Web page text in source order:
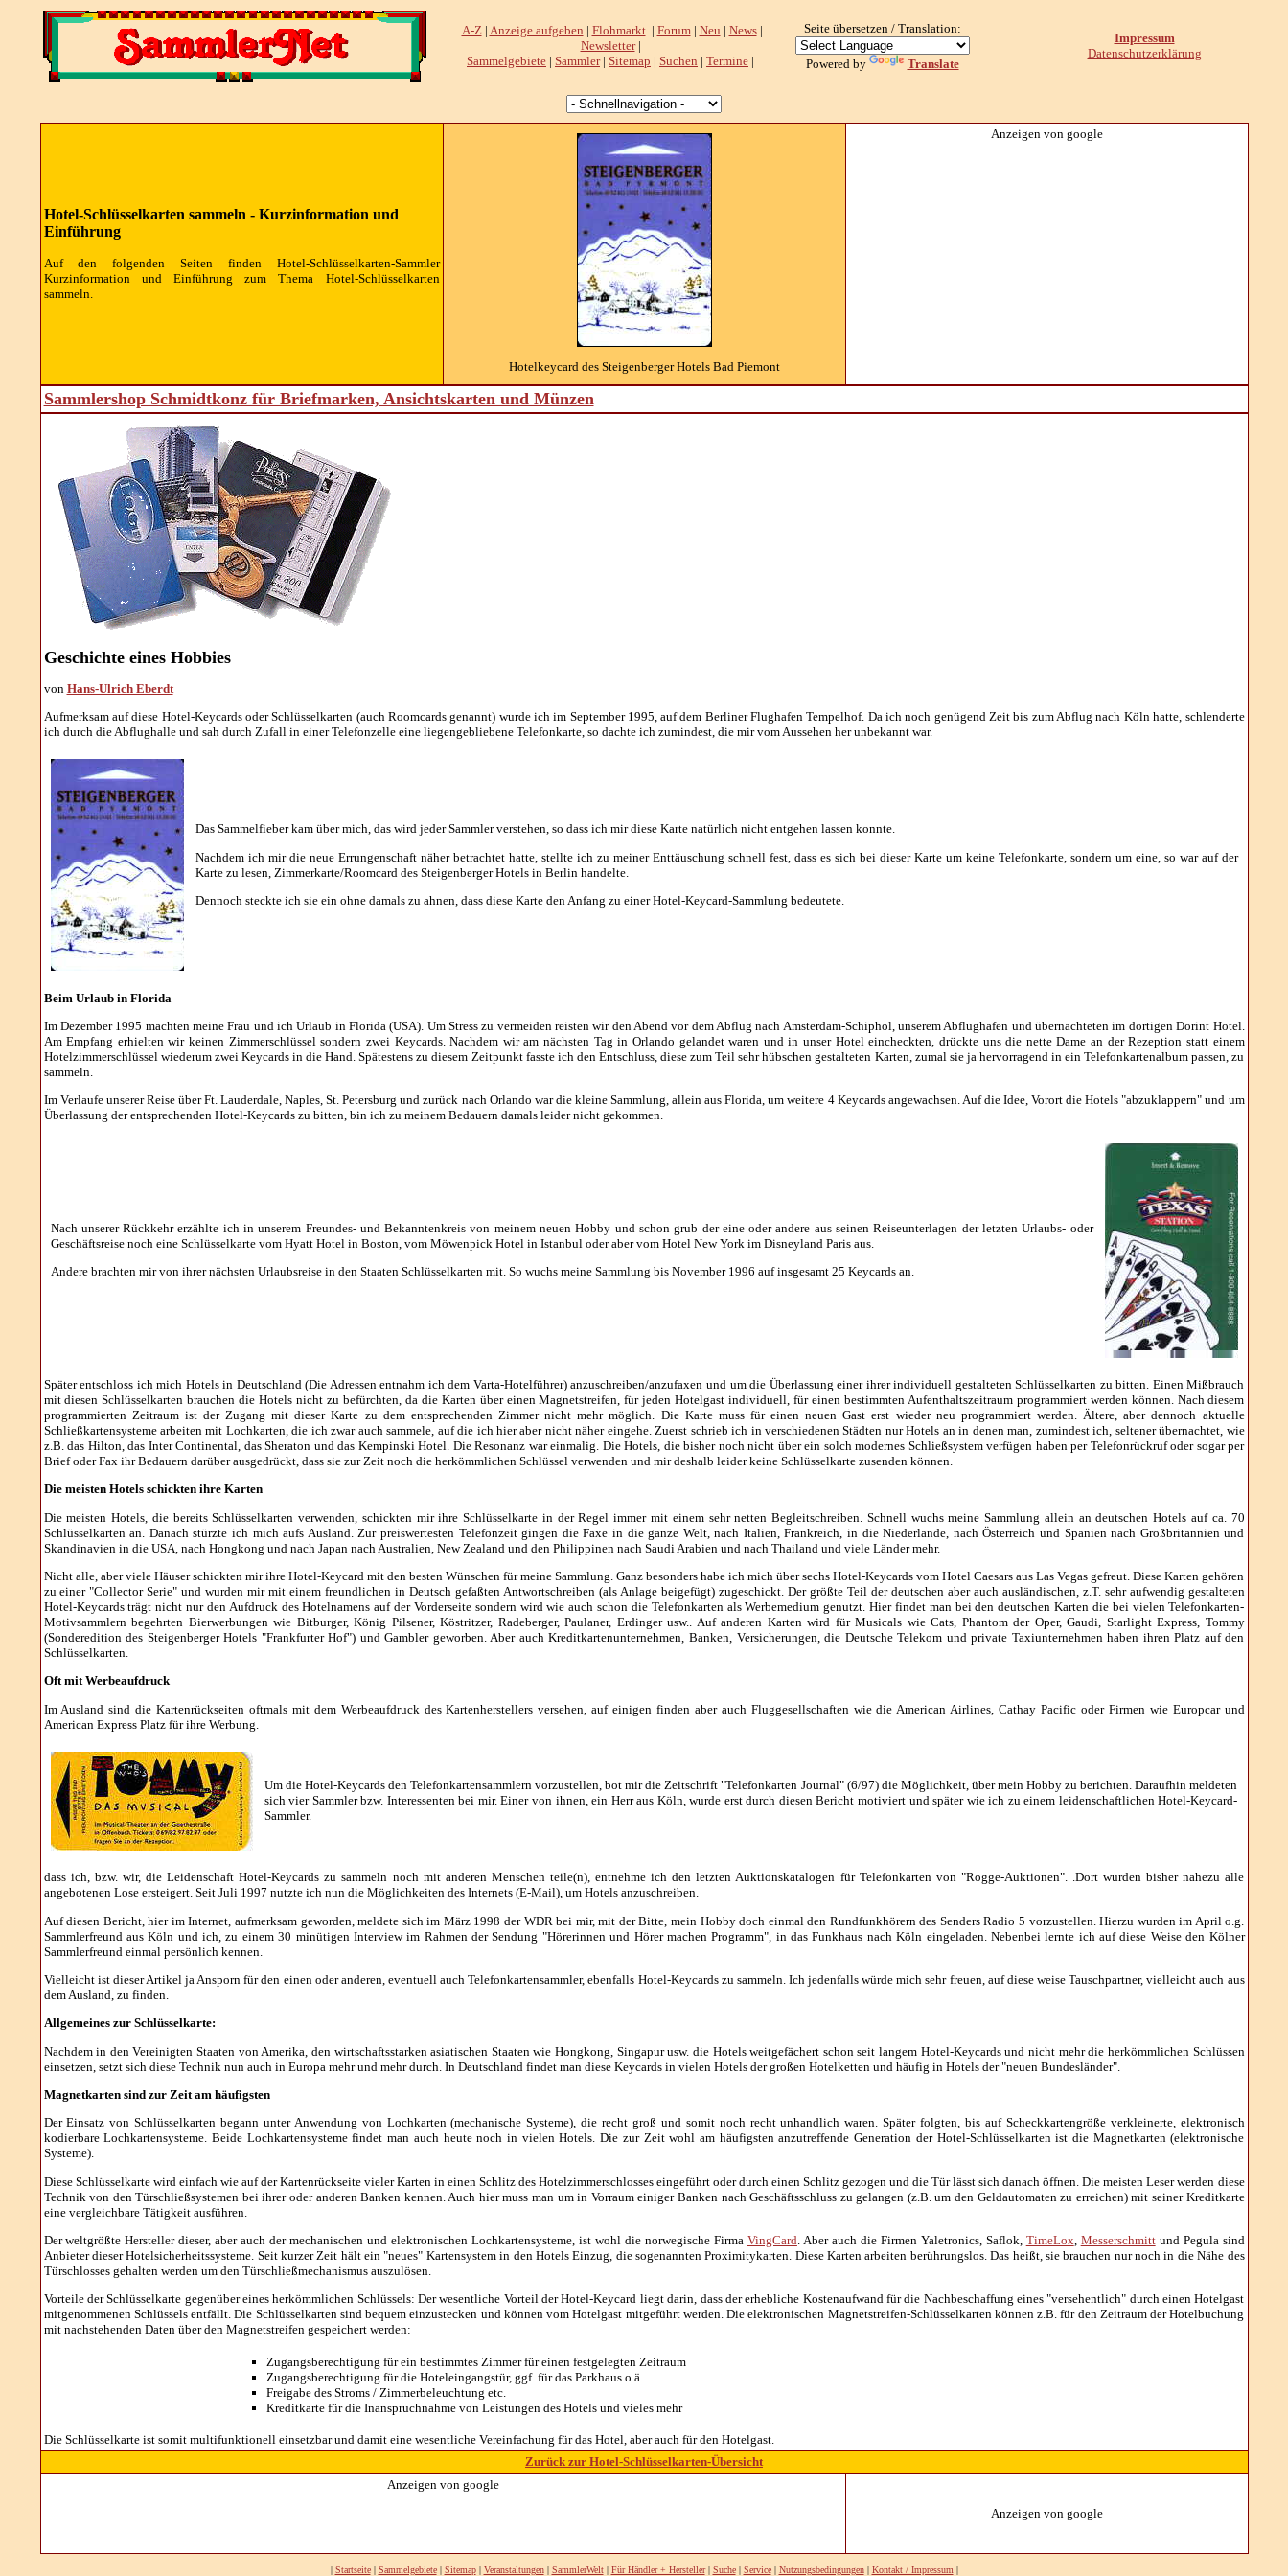
A-Z| Anzeige aufgeben | Flohmarkt| Forum| Neu | News|
Newsletter|
Sammelgebiete | Sammler| Sitemap | Suchen | Termine |
Seite übersetzen / Translation:
Powered by Translate
Impressum
Datenschutzerklärung
Hotel-Schlüsselkarten sammeln - Kurzinformation und
Einführung
Auf den folgenden Seiten finden Hotel-Schlüsselkarten-Sammler
Kurzinformation und Einführung zum Thema Hotel-Schlüsselkarten
sammeln.
Hotelkeycard des Steigenberger Hotels Bad Piemont
Anzeigen von google
Sammlershop Schmidtkonz für Briefmarken, Ansichtskarten und Münzen
Geschichte eines Hobbies
von Hans-Ulrich Eberdt
Aufmerksam auf diese Hotel-Keycards oder Schlüsselkarten (auch Roomcards genannt) wurde ich im September 1995, auf dem Berliner Flughafen Tempelhof. Da ich noch genügend Zeit bis zum Abflug nach Köln hatte, schlenderte
ich durch die Abflughalle und sah durch Zufall in einer Telefonzelle eine liegengebliebene Telefonkarte, so dachte ich zumindest, die mir vom Aussehen her unbekannt war.
Das Sammelfieber kam über mich, das wird jeder Sammler verstehen, so dass ich mir diese Karte natürlich nicht entgehen lassen konnte.
Nachdem ich mir die neue Errungenschaft näher betrachtet hatte, stellte ich zu meiner Enttäuschung schnell fest, dass es sich bei dieser Karte um keine Telefonkarte, sondern um eine, so war auf der
Karte zu lesen, Zimmerkarte/Roomcard des Steigenberger Hotels in Berlin handelte.
Dennoch steckte ich sie ein ohne damals zu ahnen, dass diese Karte den Anfang zu einer Hotel-Keycard-Sammlung bedeutete.
Beim Urlaub in Florida
Im Dezember 1995 machten meine Frau und ich Urlaub in Florida (USA). Um Stress zu vermeiden reisten wir den Abend vor dem Abflug nach Amsterdam-Schiphol, unserem Abflughafen und übernachteten im dortigen Dorint Hotel.
Am Empfang erhielten wir keinen Zimmerschlüssel sondern zwei Keycards. Nachdem wir am nächsten Tag in Orlando gelandet waren und in unser Hotel eincheckten, drückte uns die nette Dame an der Rezeption statt einem
Hotelzimmerschlüssel wiederum zwei Keycards in die Hand. Spätestens zu diesem Zeitpunkt fasste ich den Entschluss, diese zum Teil sehr hübschen gestalteten Karten, zumal sie ja hervorragend in ein Telefonkartenalbum passen, zu
sammeln.
Im Verlaufe unserer Reise über Ft. Lauderdale, Naples, St. Petersburg und zurück nach Orlando war die kleine Sammlung, allein aus Florida, um weitere 4 Keycards angewachsen. Auf die Idee, Vorort die Hotels "abzuklappern" und um
Überlassung der entsprechenden Hotel-Keycards zu bitten, bin ich zu meinem Bedauern damals leider nicht gekommen.
Nach unserer Rückkehr erzählte ich in unserem Freundes- und Bekanntenkreis von meinem neuen Hobby und schon grub der eine oder andere aus seinen Reiseunterlagen der letzten Urlaubs- oder
Geschäftsreise noch eine Schlüsselkarte vom Hyatt Hotel in Boston, vom Möwenpick Hotel in Istanbul oder aber vom Hotel New York im Disneyland Paris aus.
Andere brachten mir von ihrer nächsten Urlaubsreise in den Staaten Schlüsselkarten mit. So wuchs meine Sammlung bis November 1996 auf insgesamt 25 Keycards an.
Später entschloss ich mich Hotels in Deutschland (Die Adressen entnahm ich dem Varta-Hotelführer) anzuschreiben/anzufaxen und um die Überlassung einer ihrer individuell gestalteten Schlüsselkarten zu bitten. Einen Mißbrauch
mit diesen Schlüsselkarten brauchen die Hotels nicht zu befürchten, da die Karten über einen Magnetstreifen, für jeden Hotelgast individuell, für einen bestimmten Aufenthaltszeitraum programmiert werden können. Nach diesem
programmierten Zeitraum ist der Zugang mit dieser Karte zu dem entsprechenden Zimmer nicht mehr möglich. Die Karte muss für einen neuen Gast erst wieder neu programmiert werden. Ältere, aber dennoch aktuelle
Schließkartensysteme arbeiten mit Lochkarten, die ich zwar auch sammele, auf die ich hier aber nicht näher eingehe. Zuerst schrieb ich in verschiedenen Städten nur Hotels an in denen man, zumindest ich, seltener übernachtet, wie
z.B. das Hilton, das Inter Continental, das Sheraton und das Kempinski Hotel. Die Resonanz war einmalig. Die Hotels, die bisher noch nicht über ein solch modernes Schließsystem verfügen haben per Telefonrückruf oder sogar per
Brief oder Fax ihr Bedauern darüber ausgedrückt, dass sie zur Zeit noch die herkömmlichen Schlüssel verwenden und mir deshalb leider keine Schlüsselkarte zusenden können.
Die meisten Hotels schickten ihre Karten
Die meisten Hotels, die bereits Schlüsselkarten verwenden, schickten mir ihre Schlüsselkarte in der Regel immer mit einem sehr netten Begleitschreiben. Schnell wuchs meine Sammlung allein an deutschen Hotels auf ca. 70
Schlüsselkarten an. Danach stürzte ich mich aufs Ausland. Zur preiswertesten Telefonzeit gingen die Faxe in die ganze Welt, nach Italien, Frankreich, in die Niederlande, nach Österreich und Spanien nach Großbritannien und
Skandinavien in die USA, nach Hongkong und nach Japan nach Australien, New Zealand und den Philippinen nach Saudi Arabien und nach Thailand und viele Länder mehr.
Nicht alle, aber viele Häuser schickten mir ihre Hotel-Keycard mit den besten Wünschen für meine Sammlung. Ganz besonders habe ich mich über sechs Hotel-Keycards vom Hotel Caesars aus Las Vegas gefreut. Diese Karten gehören
zu einer "Collector Serie" und wurden mir mit einem freundlichen in Deutsch gefaßten Antwortschreiben (als Anlage beigefügt) zugeschickt. Der größte Teil der deutschen aber auch ausländischen, z.T. sehr aufwendig gestalteten
Hotel-Keycards trägt nicht nur den Aufdruck des Hotelnamens auf der Vorderseite sondern wird wie auch schon die Telefonkarten als Werbemedium genutzt. Hier findet man bei den deutschen Karten die bei vielen Telefonkarten-
Motivsammlern begehrten Bierwerbungen wie Bitburger, König Pilsener, Köstritzer, Radeberger, Paulaner, Erdinger usw.. Auf anderen Karten wird für Musicals wie Cats, Phantom der Oper, Gaudi, Starlight Express, Tommy
(Sonderedition des Steigenberger Hotels "Frankfurter Hof") und Gambler geworben. Aber auch Kreditkartenunternehmen, Banken, Versicherungen, die Deutsche Telekom und private Taxiunternehmen haben ihren Platz auf den
Schlüsselkarten.
Oft mit Werbeaufdruck
Im Ausland sind die Kartenrückseiten oftmals mit dem Werbeaufdruck des Kartenherstellers versehen, auf einigen finden aber auch Fluggesellschaften wie die American Airlines, Cathay Pacific oder Firmen wie Europcar und
American Express Platz für ihre Werbung.
Um die Hotel-Keycards den Telefonkartensammlern vorzustellen, bot mir die Zeitschrift "Telefonkarten Journal" (6/97) die Möglichkeit, über mein Hobby zu berichten. Daraufhin meldeten
sich vier Sammler bzw. Interessenten bei mir. Einer von ihnen, ein Herr aus Köln, wurde erst durch diesen Bericht motiviert und später wie ich zu einem leidenschaftlichen Hotel-Keycard-
Sammler.
dass ich, bzw. wir, die Leidenschaft Hotel-Keycards zu sammeln noch mit anderen Menschen teile(n), entnehme ich den letzten Auktionskatalogen für Telefonkarten von "Rogge-Auktionen". .Dort wurden bisher nahezu alle
angebotenen Lose ersteigert. Seit Juli 1997 nutzte ich nun die Möglichkeiten des Internets (E-Mail), um Hotels anzuschreiben.
Auf diesen Bericht, hier im Internet, aufmerksam geworden, meldete sich im März 1998 der WDR bei mir, mit der Bitte, mein Hobby doch einmal den Rundfunkhörern des Senders Radio 5 vorzustellen. Hierzu wurden im April o.g.
Sammlerfreund aus Köln und ich, zu einem 30 minütigen Interview im Rahmen der Sendung "Hörerinnen und Hörer machen Programm", in das Funkhaus nach Köln eingeladen. Nebenbei lernte ich auf diese Weise den Kölner
Sammlerfreund einmal persönlich kennen.
Vielleicht ist dieser Artikel ja Ansporn für den einen oder anderen, eventuell auch Telefonkartensammler, ebenfalls Hotel-Keycards zu sammeln. Ich jedenfalls würde mich sehr freuen, auf diese weise Tauschpartner, vielleicht auch aus
dem Ausland, zu finden.
Allgemeines zur Schlüsselkarte:
Nachdem in den Vereinigten Staaten von Amerika, den wirtschaftsstarken asiatischen Staaten wie Hongkong, Singapur usw. die Hotels weitgefächert schon seit langem Hotel-Keycards und nicht mehr die herkömmlichen Schlüssen
einsetzen, setzt sich diese Technik nun auch in Europa mehr und mehr durch. In Deutschland findet man diese Keycards in vielen Hotels der großen Hotelketten und häufig in Hotels der "neuen Bundesländer".
Magnetkarten sind zur Zeit am häufigsten
Der Einsatz von Schlüsselkarten begann unter Anwendung von Lochkarten (mechanische Systeme), die recht groß und somit noch recht unhandlich waren. Später folgten, bis auf Scheckkartengröße verkleinerte, elektronisch
kodierbare Lochkartensysteme. Beide Lochkartensysteme findet man auch heute noch in vielen Hotels. Die zur Zeit wohl am häufigsten anzutreffende Generation der Hotel-Schlüsselkarten ist die Magnetkarten (elektronische
Systeme).
Diese Schlüsselkarte wird einfach wie auf der Kartenrückseite vieler Karten in einen Schlitz des Hotelzimmerschlosses eingeführt oder durch einen Schlitz gezogen und die Tür lässt sich danach öffnen. Die meisten Leser werden diese
Technik von den Türschließsystemen bei ihrer oder anderen Banken kennen. Auch hier muss man um in Vorraum einiger Banken nach Geschäftsschluss zu gelangen (z.B. um den Geldautomaten zu erreichen) mit seiner Kreditkarte
eine vergleichbare Tätigkeit ausführen.
Der weltgrößte Hersteller dieser, aber auch der mechanischen und elektronischen Lochkartensysteme, ist wohl die norwegische Firma VingCard . Aber auch die Firmen Yaletronics, Saflok, TimeLox Messerschmittund Pegula sind
Anbieter dieser Hotelsicherheitssysteme. Seit kurzer Zeit hält ein "neues" Kartensystem in den Hotels Einzug, die sogenannten Proximitykarten. Diese Karten arbeiten berührungslos. Das heißt, sie brauchen nur noch in die Nähe des
Türschlosses gehalten werden um den Türschließmechanismus auszulösen.
Vorteile der Schlüsselkarte gegenüber eines herkömmlichen Schlüssels: Der wesentliche Vorteil der Hotel-Keycard liegt darin, dass der erhebliche Kostenaufwand für die Nachbeschaffung eines "versehentlich" durch einen Hotelgast
mitgenommenen Schlüssels entfällt. Die Schlüsselkarten sind bequem einzustecken und können vom Hotelgast mitgeführt werden. Die elektronischen Magnetstreifen-Schlüsselkarten können z.B. für den Zeitraum der Hotelbuchung
mit nachstehenden Daten über den Magnetstreifen gespeichert werden:
Zugangsberechtigung für ein bestimmtes Zimmer für einen festgelegten Zeitraum
Zugangsberechtigung für die Hoteleingangstür, ggf. für das Parkhaus o.ä
Freigabe des Stroms / Zimmerbeleuchtung etc.
Kreditkarte für die Inanspruchnahme von Leistungen des Hotels und vieles mehr
Die Schlüsselkarte ist somit multifunktionell einsetzbar und damit eine wesentliche Vereinfachung für das Hotel, aber auch für den Hotelgast.
Zurück zur Hotel-Schlüsselkarten-Übersicht
Anzeigen von google
Anzeigen von google
| Startseite| Sammelgebiete| Sitemap| Veranstaltungen| SammlerWelt| Für Händler + Hersteller| Suche| Service| Nutzungsbedingungen| Kontakt / Impressum |